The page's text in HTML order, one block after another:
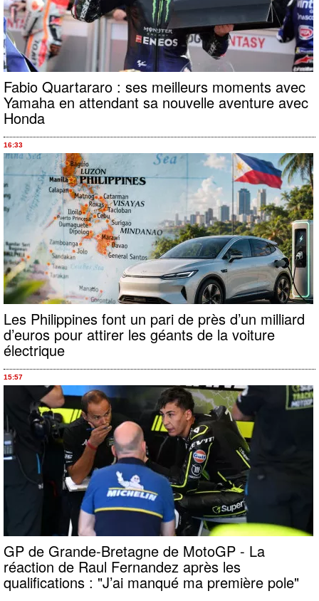
Fabio Quartararo : ses meilleurs moments avec
Yamaha en attendant sa nouvelle aventure avec
Honda
16:33
Les Philippines font un pari de près d’un milliard
d’euros pour attirer les géants de la voiture
électrique
15:57
GP de Grande-Bretagne de MotoGP - La
réaction de Raul Fernandez après les
qualifications : "J’ai manqué ma première pole"